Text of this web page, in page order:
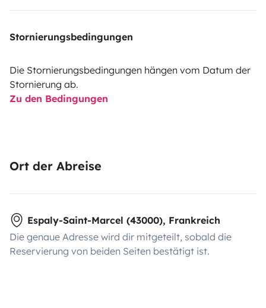
Stornierungsbedingungen
Die Stornierungsbedingungen hängen vom Datum der
Stornierung ab.
Zu den Bedingungen
Ort der Abreise
Espaly-Saint-Marcel (43000), Frankreich
Die genaue Adresse wird dir mitgeteilt, sobald die
Reservierung von beiden Seiten bestätigt ist.